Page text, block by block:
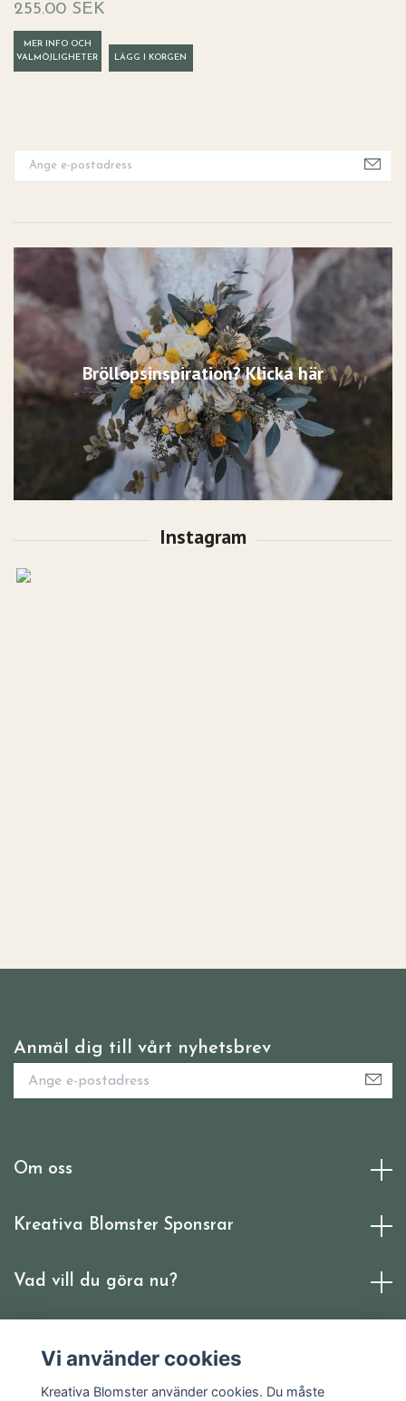
Bröllopsinspiration? Klicka här
255.00 SEK
MER INFO OCH
VALMÖJLIGHETER
Anmäl dig till vårt nyhetsbrev
Om oss
Kreativa Blomster Sponsrar
Vad vill du göra nu?
Vi använder cookies
Kreativa Blomster använder cookies. Du måste